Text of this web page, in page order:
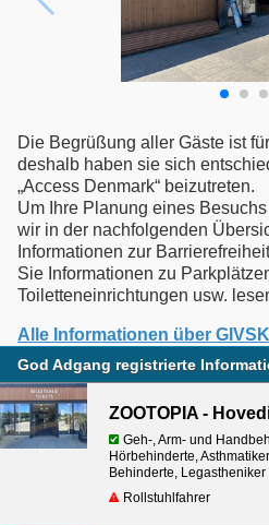
Die Begrüßung aller Gäste ist
deshalb haben sie sich
„Access Denmark“ beizutreten.
Um Ihre Planung eines
wir in der nachfolgenden
Informationen zur
Sie Informationen zu
Toiletteneinrichtungen usw.
Alle Informationen über
God Adgang registrierte
ZOOTOPIA -
Geh-, Arm- und
Hörbehinderte,
Behinderte, Legastheniker
Rollstuhlfahrer